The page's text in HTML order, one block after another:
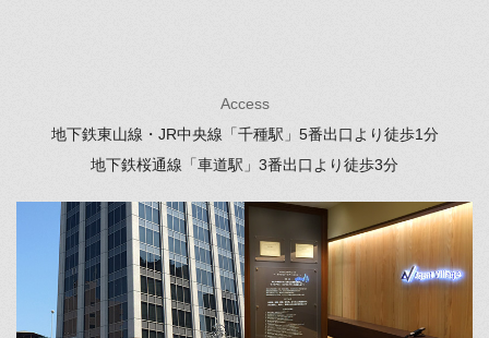
Access
地下鉄東山線・JR中央線「千種駅」 5番出口より徒歩1分
地下鉄桜通線「車道駅」 3番出口より徒歩3分